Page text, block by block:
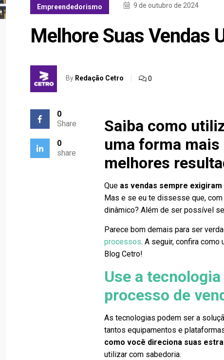
Empreendedorismo 9 de outubro de 2024
Melhore Suas Vendas
By Redação Cetro 0
0
Share
0
share
Saiba como
uma forma
melhores
Que as vendas sempre
Mas e se eu te dissesse que,
dinâmico? Além de ser possível
Parece bom demais para ser
processos. A seguir, confira
Blog Cetro!
Use a
processo de
As tecnologias podem ser a
tantos equipamentos e
como você direciona suas
utilizar com sabedoria.